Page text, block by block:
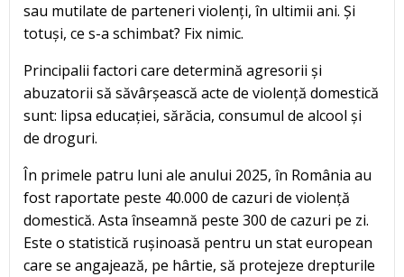
sau mutilate de parteneri violenți, în ultimii ani. Și
totuși, ce s-a schimbat? Fix nimic.
Principalii factori care determină agresorii și
abuzatorii să săvârșească acte de violență domestică
sunt: lipsa educației, sărăcia, consumul de alcool și
de droguri.
În primele patru luni ale anului 2025, în România au
fost raportate peste 40.000 de cazuri de violență
domestică. Asta înseamnă peste 300 de cazuri pe zi.
Este o statistică rușinoasă pentru un stat european
care se angajează, pe hârtie, să protejeze drepturile